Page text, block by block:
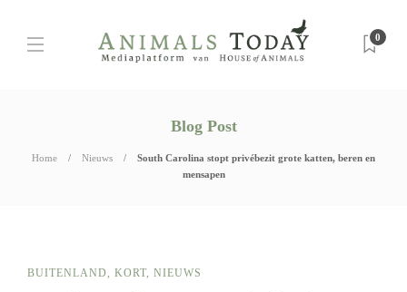
0
Blog Post
Home Nieuws
South Carolina stopt privébezit grote katten, beren en
mensapen
BUITENLAND, KORT, NIEUWS